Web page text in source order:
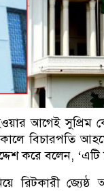
আগেই সুপ্রিম
বিচারপতি
করে বলেন, ‘এটি
রিটকারী